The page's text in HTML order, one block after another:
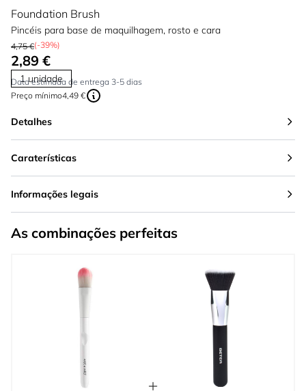
Foundation Brush
Pincéis para base de maquilhagem, rosto e cara
4,75 €(-39%)
2,89 €
1 unidade
Data estimada de entrega 3-5 dias
Preço mínimo4,49 €
Detalhes
Caraterísticas
Informações legais
As combinações perfeitas